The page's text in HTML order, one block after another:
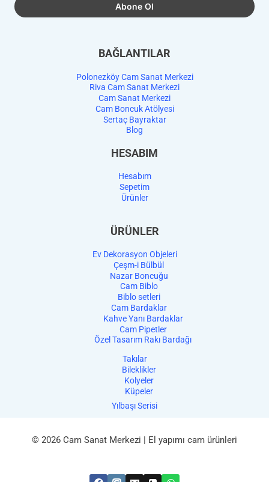
BAĞLANTILAR
Polonezköy Cam Sanat Merkezi
Riva Cam Sanat Merkezi
Cam Sanat Merkezi
Cam Boncuk Atölyesi
Sertaç Bayraktar
Blog
HESABIM
Hesabım
Sepetim
Ürünler
ÜRÜNLER
Ev Dekorasyon Objeleri
Çeşm-i Bülbül
Nazar Boncuğu
Cam Biblo
Biblo setleri
Cam Bardaklar
Kahve Yanı Bardaklar
Cam Pipetler
Özel Tasarım Rakı Bardağı
Takılar
Bileklikler
Kolyeler
Küpeler
Yılbaşı Serisi
© 2026 Cam Sanat Merkezi | El yapımı cam ürünleri